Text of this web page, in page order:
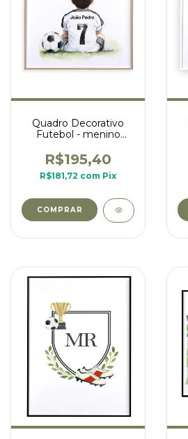
Quadro Decorativo
Futebol - menino
numero 7
R$195,40
R$181,72 com Pix
COMPRAR